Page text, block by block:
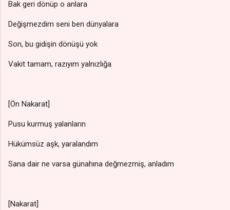
Bak geri dönüp o anlara
Değişmezdim seni ben dünyalara
Son, bu gidişin dönüşü yok
Vakit tamam, razıyım yalnızlığa
[Ön Nakarat]
Pusu kurmuş yalanların
Hükümsüz aşk, yaralandım
Sana dair ne varsa günahına değmezmiş, anladım
[Nakarat]